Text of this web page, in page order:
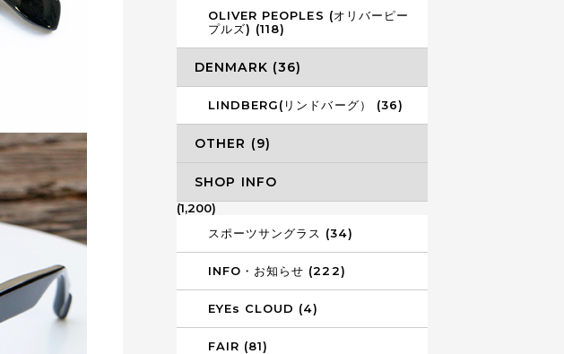
OLIVER PEOPLES (オリバーピー
プルズ) (118)
DENMARK (36)
LINDBERG(リンドバーグ） (36)
OTHER (9)
SHOP INFO
(1,200)
スポーツサングラス (34)
INFO・お知らせ (222)
EYEs CLOUD (4)
FAIR (81)